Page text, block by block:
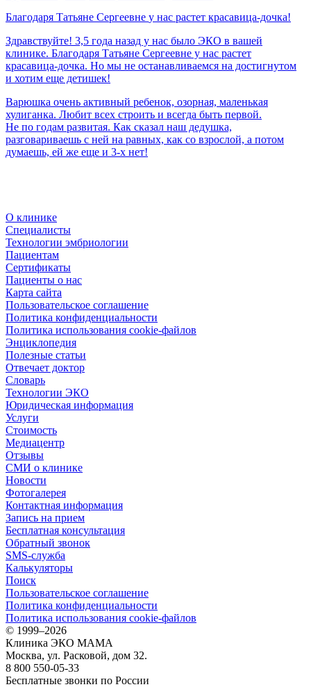
Благодаря Татьяне Сергеевне у нас растет красавица-дочка!
Здравствуйте! 3,5 года назад у нас было ЭКО в вашей
клинике. Благодаря Татьяне Сергеевне у нас растет
красавица-дочка. Но мы не останавливаемся на достигнутом
и хотим еще детишек!
Варюшка очень активный ребенок, озорная, маленькая
хулиганка. Любит всех строить и всегда быть первой.
Не по годам развитая. Как сказал наш дедушка,
разговариваешь с ней на равных, как со взрослой, а потом
думаешь, ей же еще и 3-х нет!
О клинике
Специалисты
Технологии эмбриологии
Пациентам
Сертификаты
Пациенты о нас
Карта сайта
Пользовательское соглашение
Политика конфиденциальности
Политика использования cookie-файлов
Энциклопедия
Полезные статьи
Отвечает доктор
Словарь
Технологии ЭКО
Юридическая информация
Услуги
Стоимость
Медиацентр
Отзывы
СМИ о клинике
Новости
Фотогалерея
Контактная информация
Запись на прием
Бесплатная консультация
Обратный звонок
SMS-служба
Калькуляторы
Поиск
Пользовательское соглашение
Политика конфиденциальности
Политика использования cookie-файлов
© 1999–2026
Клиника ЭКО МАМА
Москва, ул. Расковой, дом 32.
8 800 550-05-33
Бесплатные звонки по России